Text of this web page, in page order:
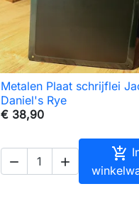
 Snel bekijken
Metalen Plaat schrijflei
Daniel's Rye
€ 38,90
 
